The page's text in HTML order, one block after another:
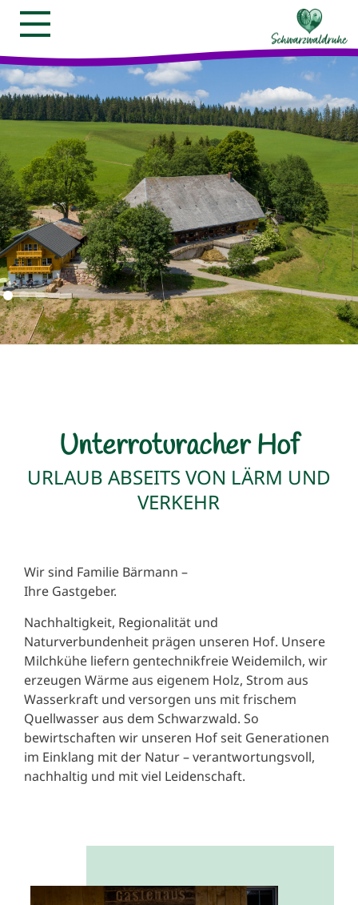
Unterroturacher Hof
URLAUB ABSEITS VON LÄRM UND
VERKEHR
Wir sind Familie Bärmann –
Ihre Gastgeber.
Nachhaltigkeit, Regionalität und
Naturverbundenheit prägen unseren Hof. Unsere
Milchkühe liefern gentechnikfreie Weidemilch, wir
erzeugen Wärme aus eigenem Holz, Strom aus
Wasserkraft und versorgen uns mit frischem
Quellwasser aus dem Schwarzwald. So
bewirtschaften wir unseren Hof seit Generationen
im Einklang mit der Natur – verantwortungsvoll,
nachhaltig und mit viel Leidenschaft.